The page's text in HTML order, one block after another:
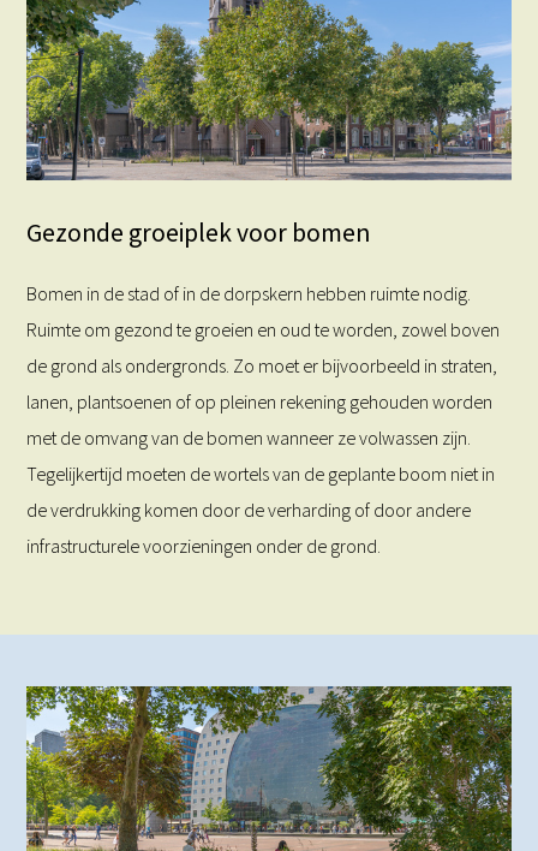
Gezonde groeiplek voor bomen
Bomen in de stad of in de dorpskern hebben ruimte nodig.
Ruimte om gezond te groeien en oud te worden, zowel boven
de grond als ondergronds. Zo moet er bijvoorbeeld in straten,
lanen, plantsoenen of op pleinen rekening gehouden worden
met de omvang van de bomen wanneer ze volwassen zijn.
Tegelijkertijd moeten de wortels van de geplante boom niet in
de verdrukking komen door de verharding of door andere
infrastructurele voorzieningen onder de grond.